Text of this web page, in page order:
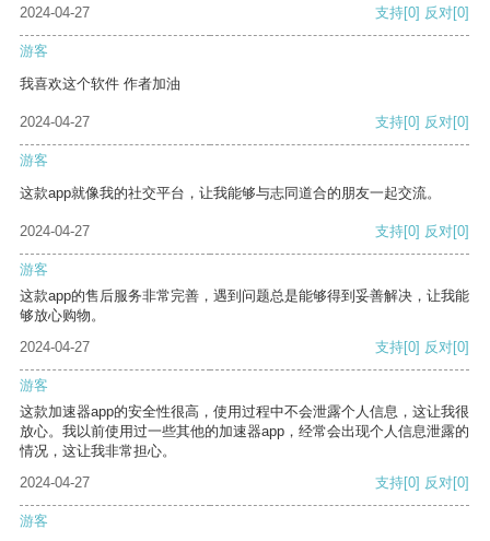
2024-04-27 支持[0] 反对[0]
游客
我喜欢这个软件 作者加油
2024-04-27 支持[0] 反对[0]
游客
这款app就像我的社交平台，让我能够与志同道合的朋友一起交流。
2024-04-27 支持[0] 反对[0]
游客
这款app的售后服务非常完善，遇到问题总是能够得到妥善解决，让我能
够放心购物。
2024-04-27
支持[0] 反对[0]
游客
这款加速器app的安全性很高，使用过程中不会泄露个人信息，这让我很
放心。我以前使用过一些其他的加速器app，经常会出现个人信息泄露的
情况，这让我非常担心。
2024-04-27
支持[0] 反对[0]
游客